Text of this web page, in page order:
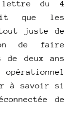
du 4
que les
tout juste de
de faire
de deux ans
opérationnel
à savoir si
de